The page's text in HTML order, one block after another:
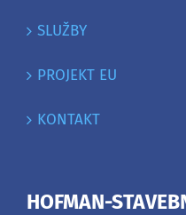
SLUŽBY
PROJEKT EU
KONTAKT
HOFMAN-